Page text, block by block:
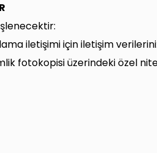
iletişimi için iletişim
fotokopisi üzerindeki özel